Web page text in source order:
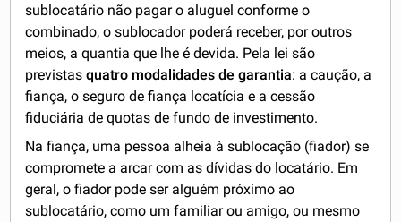
sublocatário não pagar o aluguel conforme o
combinado, o sublocador poderá receber, por outros
meios, a quantia que lhe é devida. Pela lei são
previstasquatro modalidades de garantia: a caução, a
fiança, o seguro de fiança locatícia e a cessão
fiduciária de quotas de fundo de investimento.
Na fiança, uma pessoa alheia à sublocação (fiador) se
compromete a arcar com as dívidas do locatário. Em
geral, o fiador pode ser alguém próximo ao
sublocatário, como um familiar ou amigo, ou mesmo